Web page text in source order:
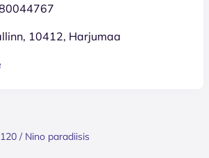
10412, Harjumaa
/ Nino paradiisis